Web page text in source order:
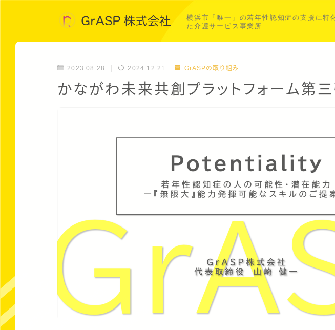
横浜市「唯一」の若年性認知症の支援に特
た介護サービス事業所
2023.08.28 2024.12.21 GrASPの取り組み
かながわ未来共創プラットフォーム第